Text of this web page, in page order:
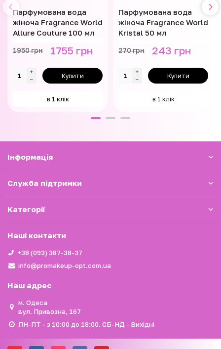
Парфумована вода
жіноча Fragrance World
Allure Couture 100 мл
1950 грн 1755 грн
Купити
в 1 клік
Парфумована вода
жіноча Fragrance World
Kristal 50 мл
270 грн 243 грн
Купити
в 1 клік
Iнформація
Служба підтримки
Категорії
Наші контакти
+38 (093) 387-38-37
info@promakeup-opt.com.ua
Наш адрес
м. Одеса
вул. Привозна, 167
ПН-ПТ - з 10:00 до 18:00. СБ-НД - Вихідні